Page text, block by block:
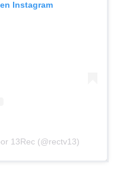
Instagram
13Rec (@rectv13)